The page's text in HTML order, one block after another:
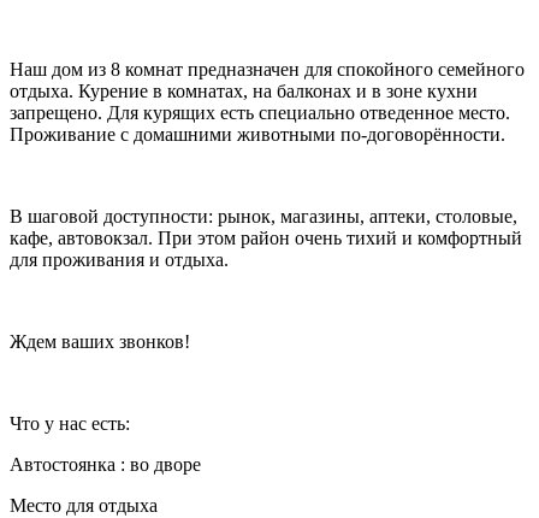
Наш дом из 8 комнат предназначен для спокойного семейного
отдыха. Курение в комнатах, на балконах и в зоне кухни
запрещено. Для курящих есть специально отведенное место.
Проживание с домашними животными по-договорённости.
В шаговой доступности: рынок, магазины, аптеки, столовые,
кафе, автовокзал. При этом район очень тихий и комфортный
для проживания и отдыха.
Ждем ваших звонков!
Что у нас есть:
Автостоянка : во дворе
Место для отдыха